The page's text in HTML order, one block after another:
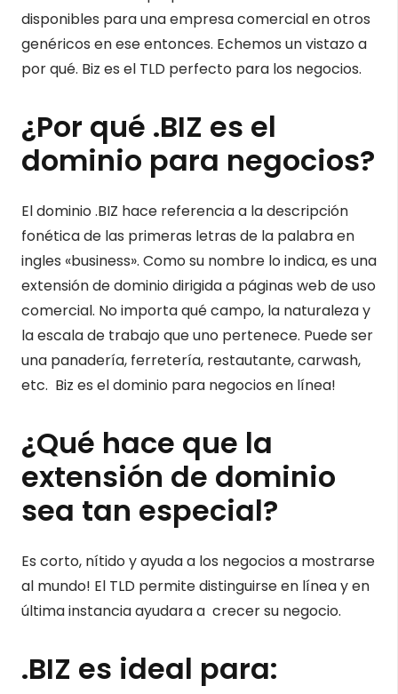
disponibles para una empresa comercial en otros
genéricos en ese entonces. Echemos un vistazo a
por qué. Biz es el TLD perfecto para los negocios.
¿Por qué .BIZ es el
dominio para negocios?
El dominio .BIZ hace referencia a la descripción
fonética de las primeras letras de la palabra en
ingles «business». Como su nombre lo indica, es una
extensión de dominio dirigida a páginas web de uso
comercial. No importa qué campo, la naturaleza y
la escala de trabajo que uno pertenece. Puede ser
una panadería, ferretería, restautante, carwash,
etc. Biz es el dominio para negocios en línea!
¿Qué hace que la
extensión de dominio
sea tan especial?
Es corto, nítido y ayuda a los negocios a mostrarse
al mundo! El TLD permite distinguirse en línea y en
última instancia ayudara a crecer su negocio.
.BIZ es ideal para: